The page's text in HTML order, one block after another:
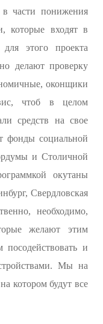
части понижения
которые входят в
этого проекта
делают проверку
оконщики
чтоб в целом
средств на свое
социальной
и Столичной
окутаны
Свердловская
необходимо,
желают этим
и
Мы на
котором будут все